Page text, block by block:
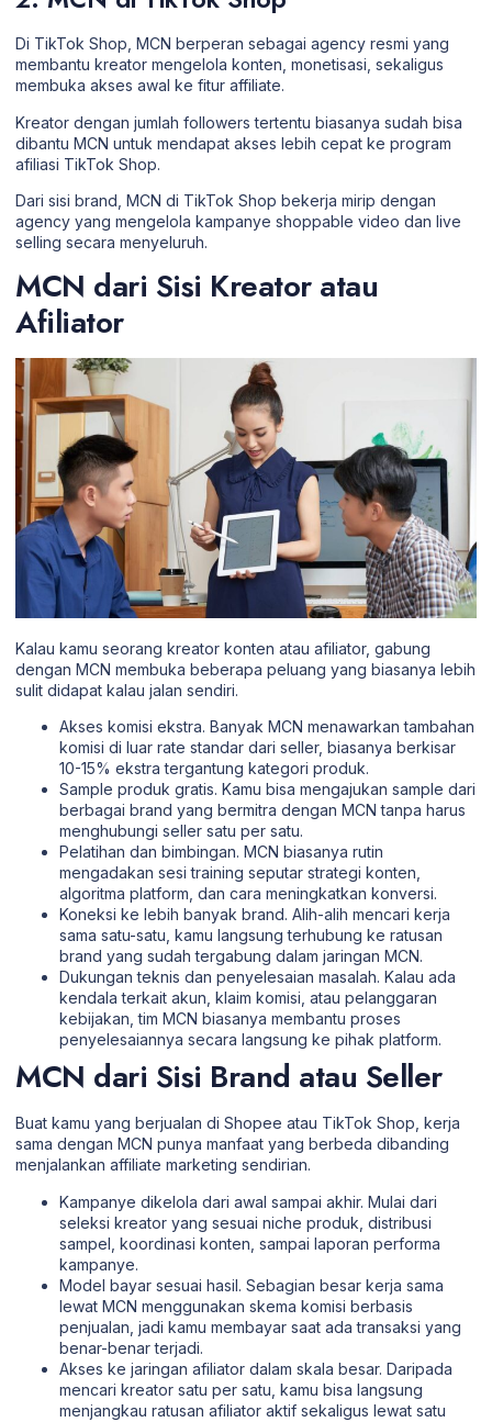
Di TikTok Shop, MCN berperan sebagai agency resmi yang
membantu kreator mengelola konten, monetisasi, sekaligus
membuka akses awal ke fitur affiliate.
Kreator dengan jumlah followers tertentu biasanya sudah bisa
dibantu MCN untuk mendapat akses lebih cepat ke program
afiliasi TikTok Shop.
Dari sisi brand, MCN di TikTok Shop bekerja mirip dengan
agency yang mengelola kampanye shoppable video dan live
selling secara menyeluruh.
MCN dari Sisi Kreator atau
Afiliator
Kalau kamu seorang kreator konten atau afiliator, gabung
dengan MCN membuka beberapa peluang yang biasanya lebih
sulit didapat kalau jalan sendiri.
Akses komisi ekstra. Banyak MCN menawarkan tambahan
komisi di luar rate standar dari seller, biasanya berkisar
10-15% ekstra tergantung kategori produk.
Sample produk gratis. Kamu bisa mengajukan sample dari
berbagai brand yang bermitra dengan MCN tanpa harus
menghubungi seller satu per satu.
Pelatihan dan bimbingan. MCN biasanya rutin
mengadakan sesi training seputar strategi konten,
algoritma platform, dan cara meningkatkan konversi.
Koneksi ke lebih banyak brand. Alih-alih mencari kerja
sama satu-satu, kamu langsung terhubung ke ratusan
brand yang sudah tergabung dalam jaringan MCN.
Dukungan teknis dan penyelesaian masalah. Kalau ada
kendala terkait akun, klaim komisi, atau pelanggaran
kebijakan, tim MCN biasanya membantu proses
penyelesaiannya secara langsung ke pihak platform.
MCN dari Sisi Brand atau Seller
Buat kamu yang berjualan di Shopee atau TikTok Shop, kerja
sama dengan MCN punya manfaat yang berbeda dibanding
menjalankan affiliate marketing sendirian.
Kampanye dikelola dari awal sampai akhir. Mulai dari
seleksi kreator yang sesuai niche produk, distribusi
sampel, koordinasi konten, sampai laporan performa
kampanye.
Model bayar sesuai hasil. Sebagian besar kerja sama
lewat MCN menggunakan skema komisi berbasis
penjualan, jadi kamu membayar saat ada transaksi yang
benar-benar terjadi.
Akses ke jaringan afiliator dalam skala besar. Daripada
mencari kreator satu per satu, kamu bisa langsung
menjangkau ratusan afiliator aktif sekaligus lewat satu